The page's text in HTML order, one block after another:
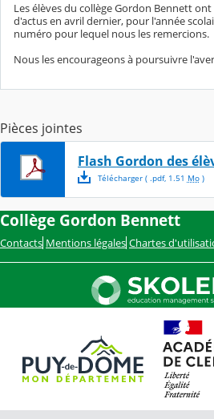
Les élèves du collège Gordon Bennett
d'actus en avril dernier, pour l'année
numéro pour lequel nous les remercions.
Nous les encourageons à poursuivre
Pièces jointes
Flash Gordon des
Télécharger( .pdf, 1.51 Mo)
Collège Gordon Bennett
Contacts Mentions légales Chartes